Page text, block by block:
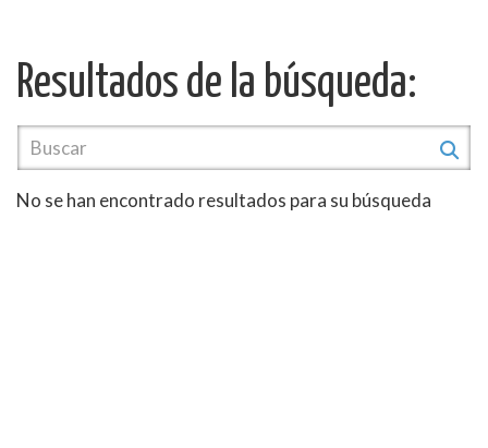
Resultados de la búsqueda:
No se han encontrado resultados para su búsqueda